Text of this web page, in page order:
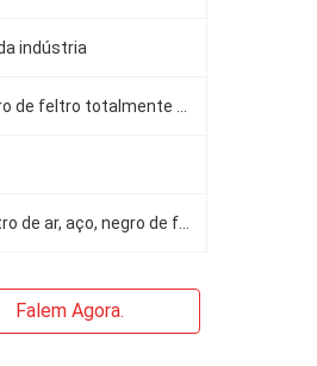
indústria
Falem Agora.